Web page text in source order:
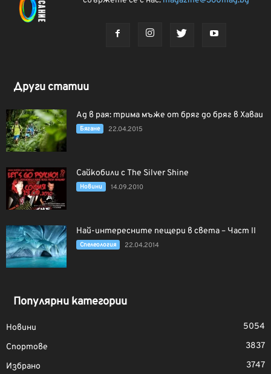
Други статии
Ад в рая: трима мъже от бряг до бряг в Хаваи
Бягане 22.04.2015
Сайкобили с The Silver Shine
Новини 14.09.2010
Най-интересните пещери в света – Част II
Спелеология 22.04.2014
Популярни категории
Новини
5054
Спортове
3837
Избрано
3747